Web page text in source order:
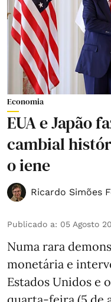
Economia
EUA e Japão
cambial
o iene
Ricardo Simões
Publicado a: 05 Agosto
Numa rara
monetária e
Estados Unidos e